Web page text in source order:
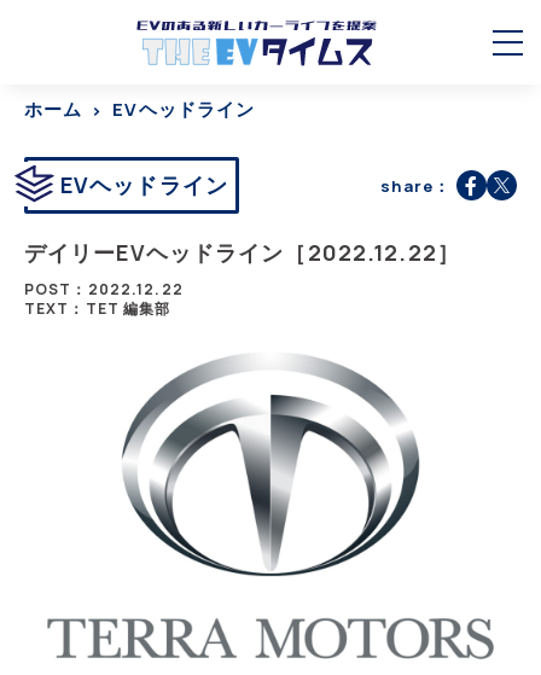
ホーム EVヘッドライン
EVヘッドライン share：
デイリーEVヘッドライン［2022.12.22］
POST：2022.12.22
TEXT：TET 編集部